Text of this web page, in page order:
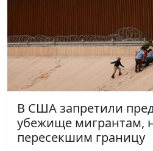
В США запретили
убежище мигрантам,
пересекшим границу